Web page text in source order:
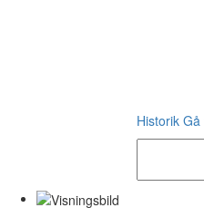
Historik Gå